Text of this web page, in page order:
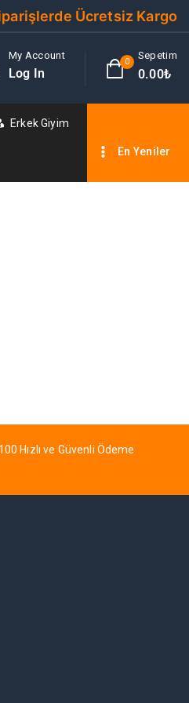
Ücretsiz Kargo
My Account
Log In
0
Sepetim
0.00₺
Erkek Giyim
En Yeniler
Hızlı ve Güvenli Ödeme